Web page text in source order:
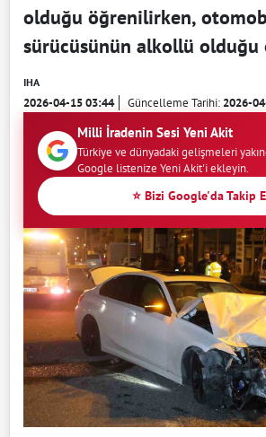
olduğu öğrenilirken,
sürücüsünün alkollü olduğu
IHA
2026-04-15 03:44 Güncelleme Tarihi:2026-
Milli İradenin Sesi Yeni Akit
Türkiye ve dünyadaki gelişmeleri
Google listenize Yeni Akit'i ekleyin.
⭐ Bizi Google'da Takip